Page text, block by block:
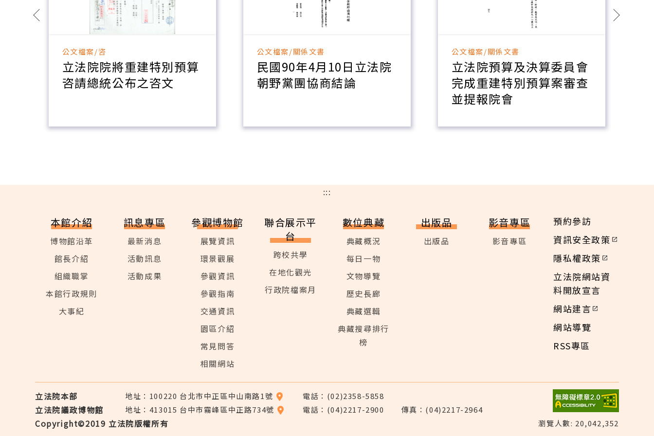
公文檔案/咨
立法院院將重建特別預算
咨請總統公布之咨文
公文檔案/關係文書
民國90年4月10日立法院
朝野黨團協商結論
公文檔案/關係文書
立法院預算及決算委員會
完成重建特別預算案審查
並提報院會
:::
本館介紹
博物館沿革
館長介紹
組織職掌
本館行政規則
大事紀
訊息專區
最新消息
活動訊息
活動成果
參觀博物館
展覽資訊
環景觀展
參觀資訊
參觀指南
交通資訊
園區介紹
常見問答
相關網站
聯合展示平
台
跨校共學
在地化觀光
行政院檔案月
數位典藏
典藏概況
每日一物
文物導覽
歷史長廊
典藏選輯
典藏搜尋排行
榜
出版品
出版品
影音專區
影音專區
預約參訪
資訊安全政策
隱私權政策
立法院網站資
料開放宣言
網站建言
網站導覽
RSS專區
立法院本部 地址：100220 台北市中正區中山南路1號 電話：(02)2358-5858
立法院議政博物館 地址：413015 台中市霧峰區中正路734號 電話：(04)2217-2900 傳真：(04)2217-2964
Copyright©2019 立法院版權所有 瀏覽人數: 20,042,352